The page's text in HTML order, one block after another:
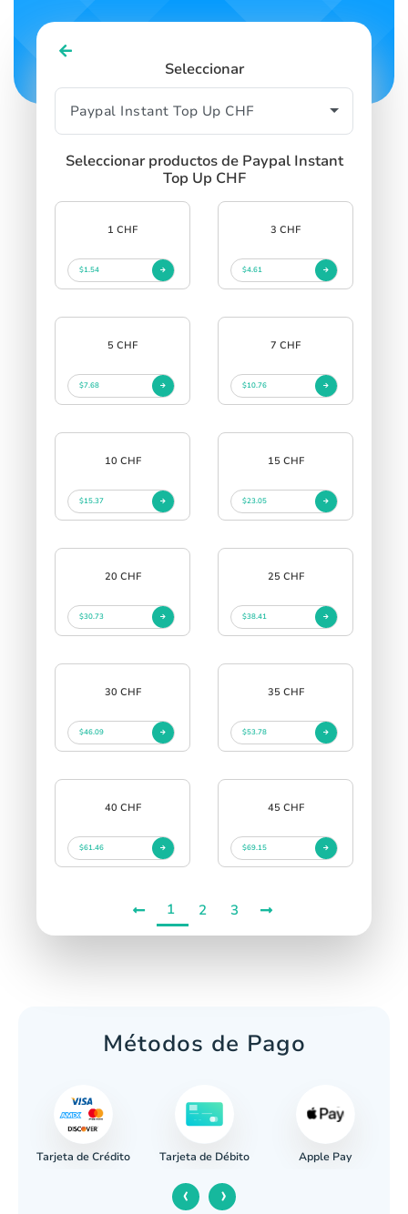
Seleccionar
Seleccionar productos de Paypal Instant
Top Up CHF
1 CHF
$1.54
3 CHF
$4.61
5 CHF
$7.68
7 CHF
$10.76
10 CHF
$15.37
15 CHF
$23.05
20 CHF
$30.73
25 CHF
$38.41
30 CHF
$46.09
35 CHF
$53.78
40 CHF
$61.46
45 CHF
$69.15
1 2 3
Métodos de Pago
Tarjeta de Crédito Tarjeta de Débito Apple Pay
‹ ›